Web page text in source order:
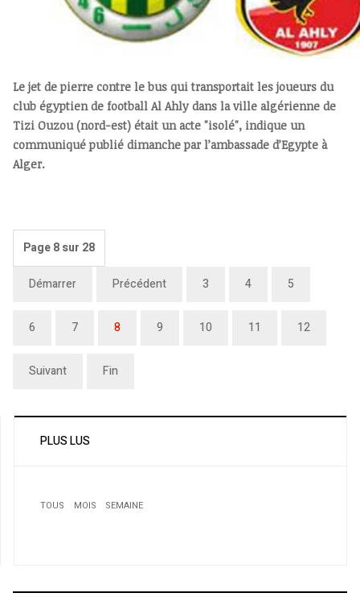
Le jet de pierre contre le bus qui transportait les joueurs du
club égyptien de football Al Ahly dans la ville algérienne de
Tizi Ouzou (nord-est) était un acte "isolé", indique un
communiqué publié dimanche par l’ambassade d’Egypte à
Alger.
Page 8 sur 28
Démarrer Précédent 3 4 5
6 7 8 9 10 11 12
Suivant Fin
PLUS LUS
TOUS MOIS SEMAINE